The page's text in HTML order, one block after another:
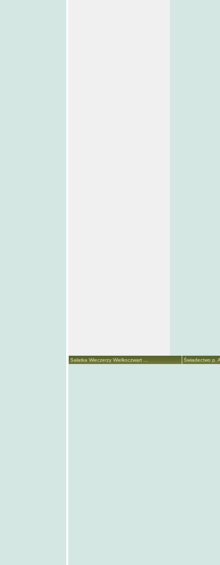
Sałatka Wieczerzy Wielkoczwart ... Świadectwo p.